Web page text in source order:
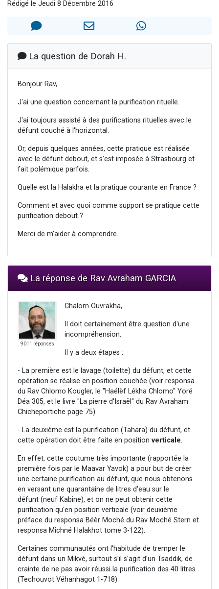
Il reste 49 places pour étudier en groupe sur Zoom
12 nouvelles musiques dans Torah-Box Music
2 personnes viennent de nous rejoindre sur WhatsApp
Rédigé le Jeudi 8 Décembre 2016
La question de Dorah H.
Bonjour Rav,
J'ai une question concernant la purification rituelle.
J'ai toujours assisté à des purifications rituelles avec le
défunt couché à l'horizontal.
Or, depuis quelques années, cette pratique est réalisée
avec le défunt debout, et s'est imposée à Strasbourg et
fait polémique parfois.
Quelle est la Halakha et la pratique courante en France ?
Comment et avec quoi comme support se pratique cette
purification debout ?
Merci de m'aider à comprendre.
La réponse de Rav Avraham GARCIA
9011 réponses
Chalom Ouvrakha,
Il doit certainement être question d'une
incompréhension.
Il y a deux étapes :
- La première est le lavage (toilette) du défunt, et cette
opération se réalise en position couchée (voir responsa
du Rav Chlomo Kougler, le "Haélèf Lékha Chlomo" Yoré
Déa 305, et le livre "La pierre d'Israël" du Rav Avraham
Chicheportiche page 75).
- La deuxième est la purification (Tahara) du défunt, et
cette opération doit être faite en position verticale.
En effet, cette coutume très importante (rapportée la
première fois par le Maavar Yavok) a pour but de créer
une certaine purification au défunt, que nous obtenons
en versant une quarantaine de litres d'eau sur le
défunt (neuf Kabine), et on ne peut obtenir cette
purification qu'en position verticale (voir deuxième
préface du responsa Béèr Moché du Rav Moché Stern et
responsa Michné Halakhot tome 3-122).
Certaines communautés ont l'habitude de tremper le
défunt dans un Mikvé, surtout s'il s'agit d'un Tsaddik, de
crainte de ne pas avoir réussi la purification des 40 litres
(Techouvot Véhanhagot 1-718).